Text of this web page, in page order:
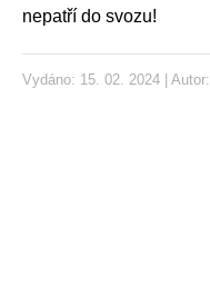
nepatří do svozu!
Vydáno: 15. 02. 2024 | Autor: